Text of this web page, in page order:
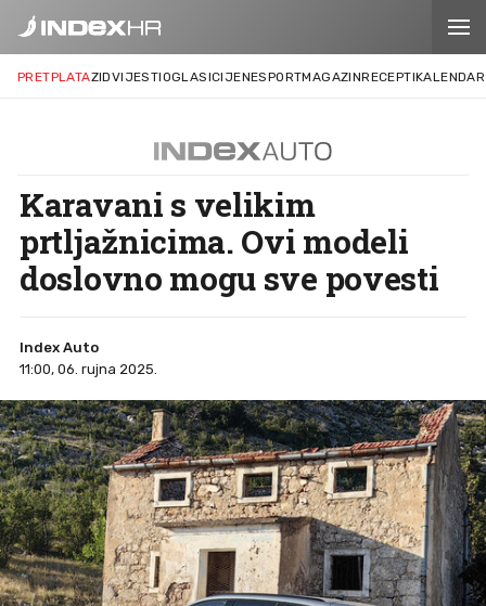
PRETPLATAZIDVIJESTIOGLASICIJENESPORTMAGAZINRECEPTIKALENDAR
Karavani s velikim
prtljažnicima. Ovi modeli
doslovno mogu sve povesti
Index Auto
11:00, 06. rujna 2025.